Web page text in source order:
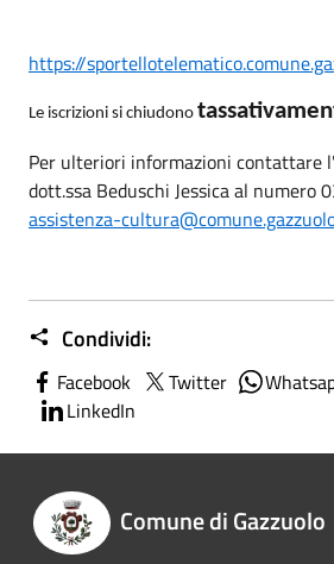
https://
Le iscrizioni si chiudono
Per ulteriori informazioni contattare
dott.ssa Beduschi Jessica al numero
assistenza-
Condividi:
Facebook Twitter
LinkedIn
Comune di Gazzuolo